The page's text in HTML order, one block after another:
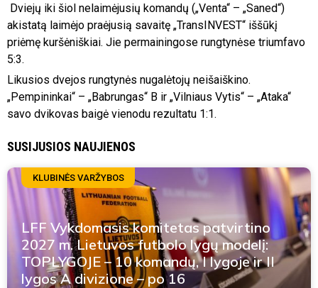
Dviejų iki šiol nelaimėjusių komandų („Venta“ – „Saned“)
akistatą laimėjo praėjusią savaitę „TransINVEST“ iššūkį
priėmę kuršėniškiai. Jie permainingose rungtynėse triumfavo
5:3.
Likusios dvejos rungtynės nugalėtojų neišaiškino.
„Pempininkai“ – „Babrungas“ B ir „Vilniaus Vytis“ – „Ataka“
savo dvikovas baigė vienodu rezultatu 1:1.
SUSIJUSIOS NAUJIENOS
KLUBINĖS VARŽYBOS
LFF Vykdomasis komitetas patvirtino
2027 m. Lietuvos futbolo lygų modelį:
TOPLYGOJE – 10 komandų, I lygoje ir II
lygos A divizione – po 16